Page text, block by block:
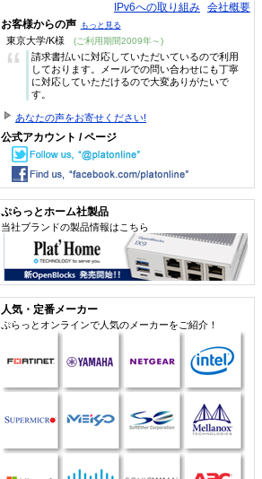
IPv6への取り組み 会社概要
お客様からの声 もっと見る
東京大学/K様 (ご利用期間2009年～)
“
請求書払いに対応していただいているので利用
しております。メールでの問い合わせにも丁寧
に対応していただけるので大変ありがたいで
す。
あなたの声をお寄せください!
公式アカウント / ページ
ぷらっとホーム社製品
当社ブランドの製品情報はこちら
人気・定番メーカー
ぷらっとオンラインで人気のメーカーをご紹介！